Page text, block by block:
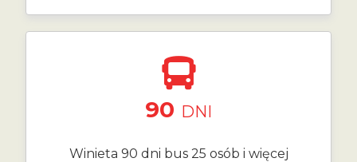
90 DNI
Winieta 90 dni bus 25 osób i więcej